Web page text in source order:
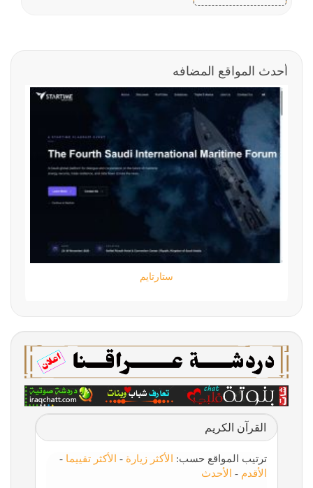
أحدث المواقع المضافه
ستارتايم
القرآن الكريم
ترتيب المواقع حسب: الأكثر زيارة - الأكثر تقييما -
الأقدم - الأحدث